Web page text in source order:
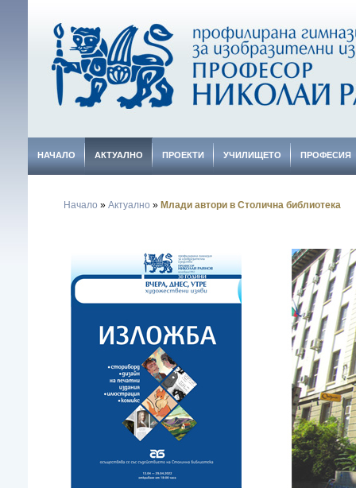
НАЧАЛО АКТУАЛНО ПРОЕКТИ УЧИЛИЩЕТО ПРОФЕСИЯ
Начало » Актуално » Млади автори в Столична библиотека